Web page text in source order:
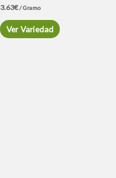
3.63€/ Gramo
Ver Variedad